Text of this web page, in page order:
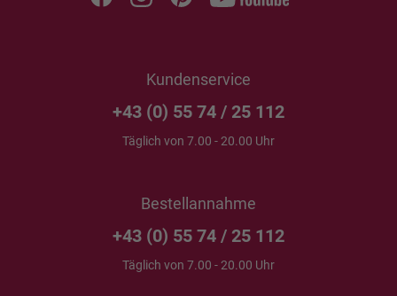
Kundenservice
+43 (0) 55 74 / 25 112
Täglich von 7.00 - 20.00 Uhr
Bestellannahme
+43 (0) 55 74 / 25 112
Täglich von 7.00 - 20.00 Uhr